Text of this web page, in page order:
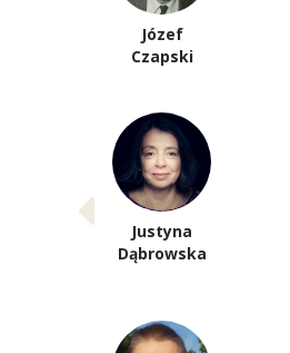
Józef
Czapski
Justyna
Dąbrowska